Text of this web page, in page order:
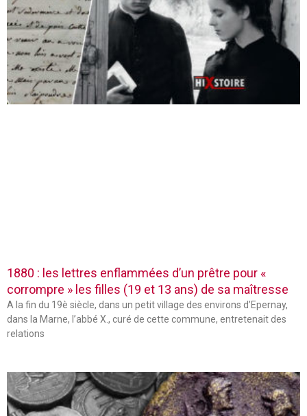
1880 : les lettres enflammées d’un prêtre pour «
corrompre » les filles (19 et 13 ans) de sa maîtresse
A la fin du 19è siècle, dans un petit village des environs d’Epernay,
dans la Marne, l’abbé X., curé de cette commune, entretenait des
relations